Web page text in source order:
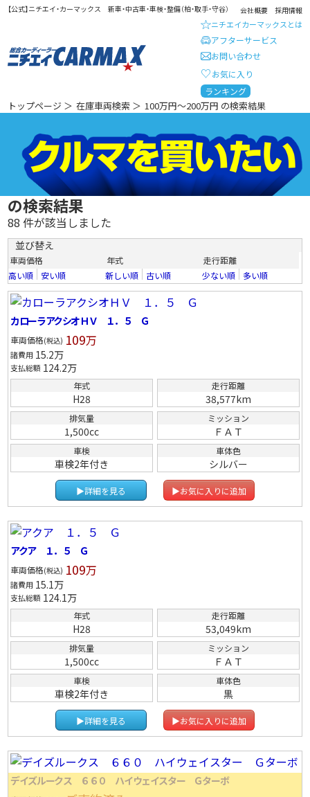
【公式】ニチエイ・カーマックス 新車・中古車・車検・整備（柏・取手・守谷） 会社概要 採用情報
総合カーディーラー ニチエイ・
ニチエイカーマックスとは
アフターサービス
お問い合わせ
お気に入り
ランキング
トップページ ＞ 在庫車両検索 ＞ 100万円～200万円 の検索結果
の検索結果
88 件が該当しました
並び替え
車両価格
高い順
安い順
年式
新しい順
古い順
走行距離
少ない順
多い順
カローラアクシオＨＶ １．５ Ｇ
車両価格(税込) 109万
諸費用 15.2万
支払総額 124.2万
年式
H28
走行距離
38,577km
排気量
1,500cc
ミッション
ＦＡＴ
車検
車検2年付き
車体色
シルバー
▶詳細を見る ▶お気に入りに追加
アクア １．５ Ｇ
車両価格(税込) 109万
諸費用 15.1万
支払総額 124.1万
年式
H28
走行距離
53,049km
排気量
1,500cc
ミッション
ＦＡＴ
車検
車検2年付き
車体色
黒
▶詳細を見る ▶お気に入りに追加
デイズルークス ６６０ ハイウェイスター Ｇターボ